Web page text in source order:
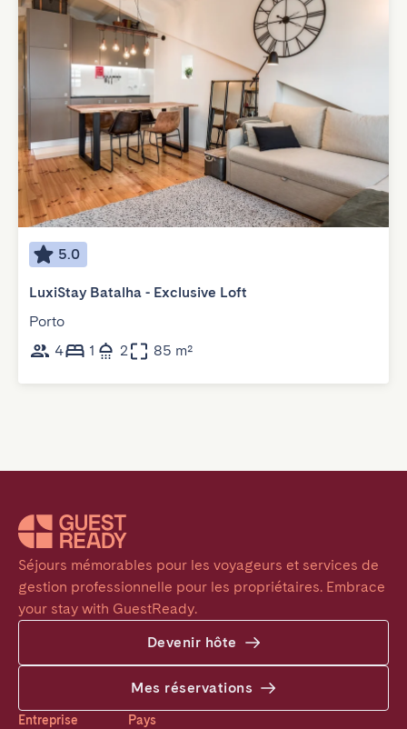
5.0
LuxiStay Batalha - Exclusive Loft
Porto
4
1 2 85 m²
Séjours mémorables pour les voyageurs et services de
gestion professionnelle pour les propriétaires. Embrace
your stay with GuestReady.
Devenir hôte
Mes réservations
Entreprise Pays